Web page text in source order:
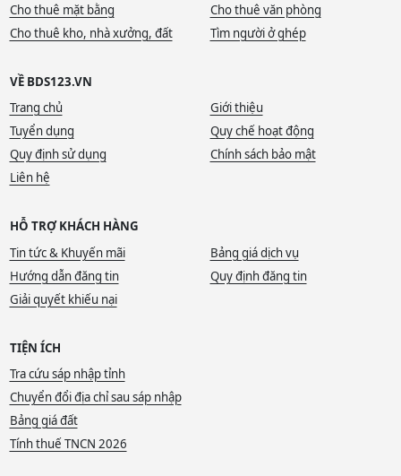
Cho thuê mặt bằng
Cho thuê văn phòng
Cho thuê kho, nhà xưởng, đất
Tìm người ở ghép
VỀ BDS123.VN
Trang chủ
Giới thiệu
Tuyển dụng
Quy chế hoạt động
Quy định sử dụng
Chính sách bảo mật
Liên hệ
HỖ TRỢ KHÁCH HÀNG
Tin tức & Khuyến mãi
Bảng giá dịch vụ
Hướng dẫn đăng tin
Quy định đăng tin
Giải quyết khiếu nại
TIỆN ÍCH
Tra cứu sáp nhập tỉnh
Chuyển đổi địa chỉ sau sáp nhập
Bảng giá đất
Tính thuế TNCN 2026